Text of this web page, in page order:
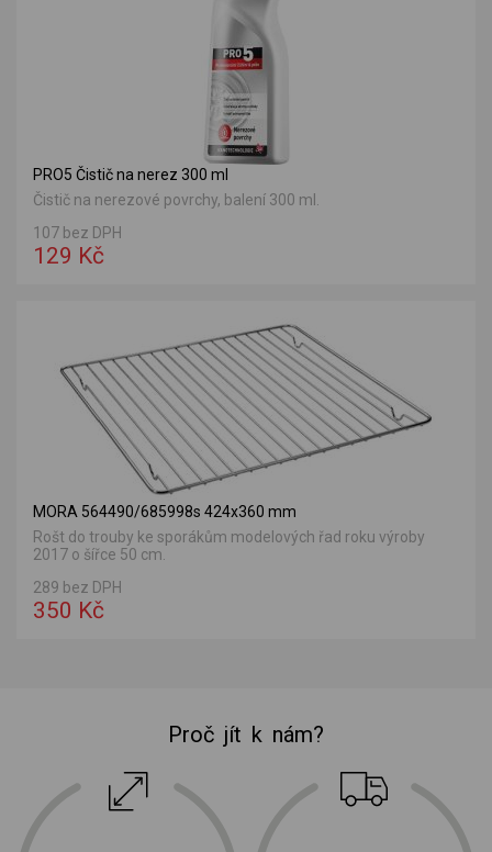
PRO5 Čistič na nerez 300 ml
Čistič na nerezové povrchy, balení 300 ml.
107 bez DPH
129 Kč
MORA 564490/685998s 424x360 mm
Rošt do trouby ke sporákům modelových řad roku výroby
2017 o šířce 50 cm.
289 bez DPH
350 Kč
Proč jít k nám?